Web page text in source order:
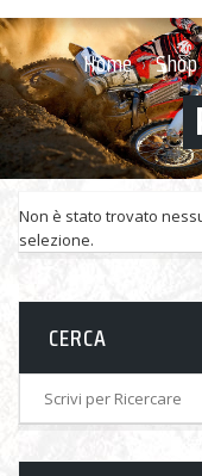
Home › Shop
Non è stato trovato
selezione.
CERCA